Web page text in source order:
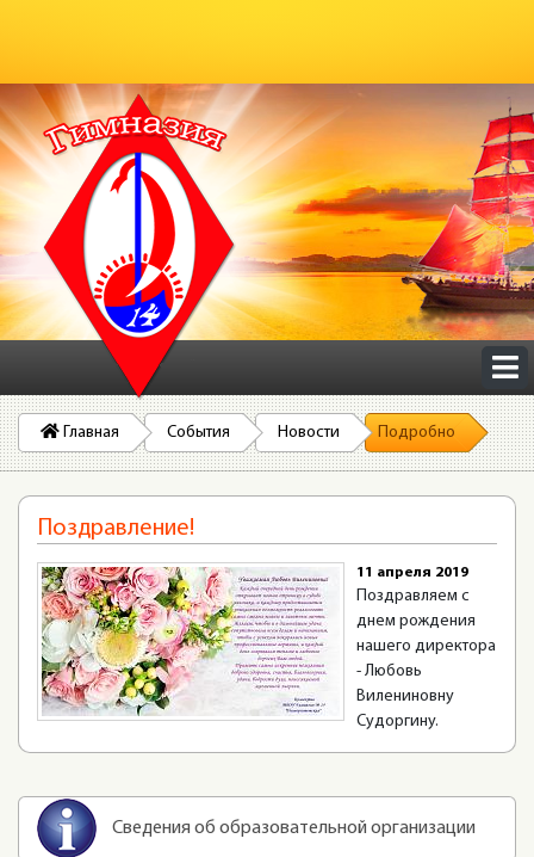
Главная События Новости Подробно
Поздравление!
11 апреля 2019
Поздравляем с
днем рождения
нашего директора
- Любовь
Вилениновну
Судоргину.
Сведения об образовательной организации